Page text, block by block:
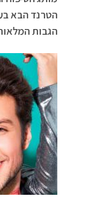
הטרנד הבא
הגבות